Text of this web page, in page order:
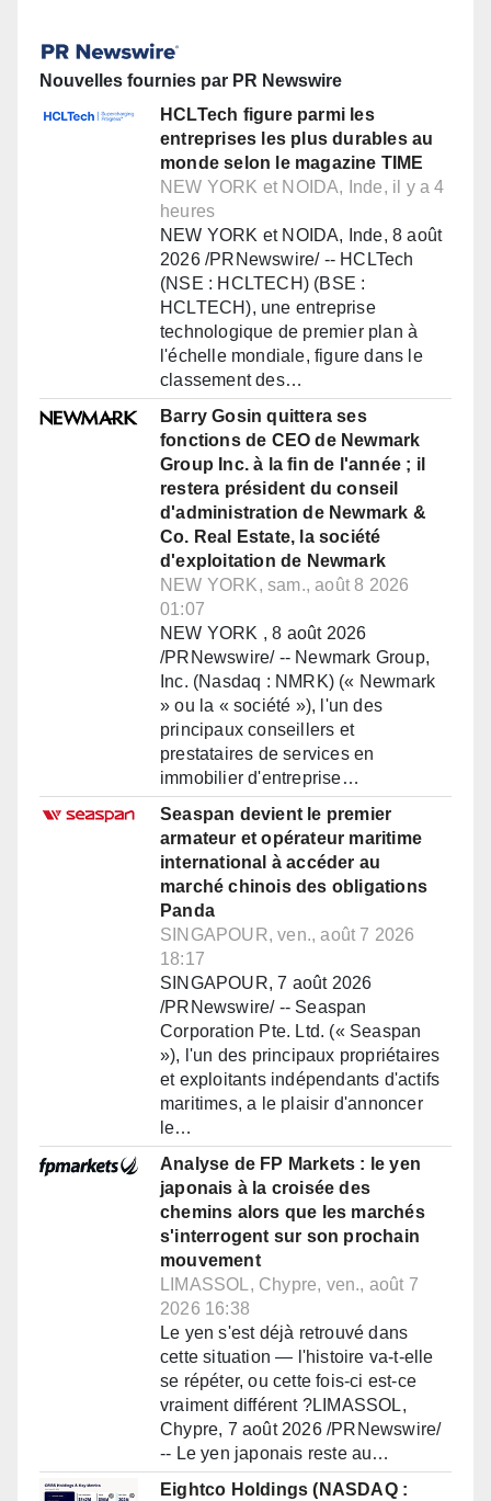
Nouvelles fournies par PR Newswire
HCLTech figure parmi les
entreprises les plus durables au
monde selon le magazine TIME
NEW YORK et NOIDA, Inde, il y a 4
heures
NEW YORK et NOIDA, Inde, 8 août
2026 /PRNewswire/ -- HCLTech
(NSE : HCLTECH) (BSE :
HCLTECH), une entreprise
technologique de premier plan à
l'échelle mondiale, figure dans le
classement des…
Barry Gosin quittera ses
fonctions de CEO de Newmark
Group Inc. à la fin de l'année ; il
restera président du conseil
d'administration de Newmark &
Co. Real Estate, la société
d'exploitation de Newmark
NEW YORK, sam., août 8 2026
01:07
NEW YORK , 8 août 2026
/PRNewswire/ -- Newmark Group,
Inc. (Nasdaq : NMRK) (« Newmark
» ou la « société »), l'un des
principaux conseillers et
prestataires de services en
immobilier d'entreprise…
Seaspan devient le premier
armateur et opérateur maritime
international à accéder au
marché chinois des obligations
Panda
SINGAPOUR, ven., août 7 2026
18:17
SINGAPOUR, 7 août 2026
/PRNewswire/ -- Seaspan
Corporation Pte. Ltd. (« Seaspan
»), l'un des principaux propriétaires
et exploitants indépendants d'actifs
maritimes, a le plaisir d'annoncer
le…
Analyse de FP Markets : le yen
japonais à la croisée des
chemins alors que les marchés
s'interrogent sur son prochain
mouvement
LIMASSOL, Chypre, ven., août 7
2026 16:38
Le yen s'est déjà retrouvé dans
cette situation — l'histoire va-t-elle
se répéter, ou cette fois-ci est-ce
vraiment différent ?LIMASSOL,
Chypre, 7 août 2026 /PRNewswire/
-- Le yen japonais reste au…
Eightco Holdings (NASDAQ :